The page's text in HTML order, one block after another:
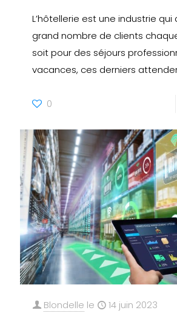
L’hôtellerie est une industrie qui
grand nombre de clients
soit pour des séjours
vacances, ces derniers
0
Blondelle le 14 juin 2023